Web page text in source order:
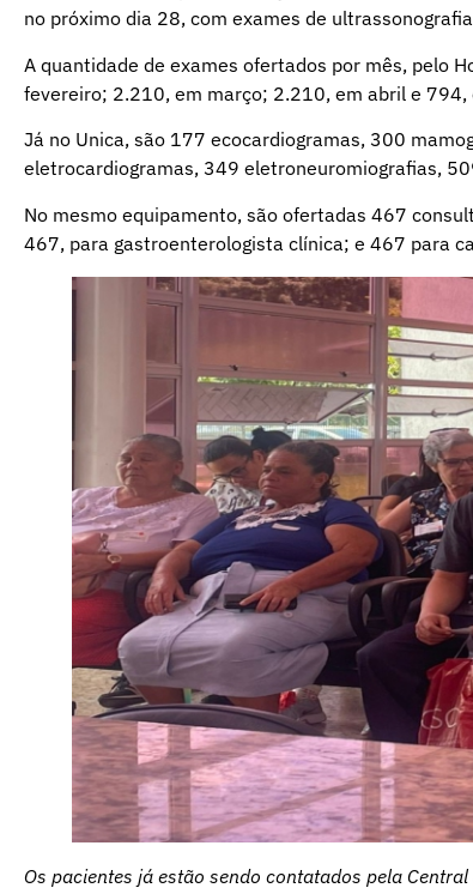
no próximo dia 28, com exames de
A quantidade de exames ofertados por mês, pelo
fevereiro; 2.210, em março; 2.210, em abril e
Já no Unica, são 177 ecocardiogramas, 300
eletrocardiogramas, 349 eletroneuromiografias,
No mesmo equipamento, são ofertadas 467
467, para gastroenterologista clínica; e 467 para
Os pacientes já estão sendo contatados pela